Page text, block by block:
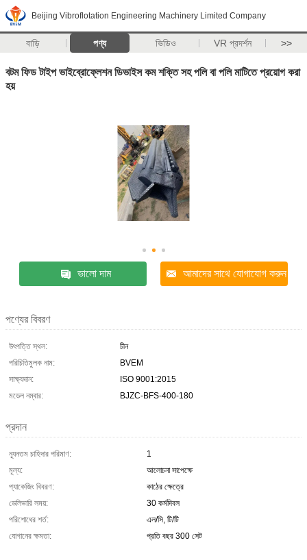
Beijing Vibroflotation Engineering Machinery Limited Company
বাড়ি পণ্য ভিডিও VR প্রদর্শন >>
বটম ফিড টাইপ ভাইব্রোফ্লেশন ডিভাইস কম শক্তি সহ পলি বা পলি মাটিতে প্রয়োগ করা
হয়
ভালো দাম আমাদের সাথে যোগাযোগ করুন
পণ্যের বিবরণ
উৎপত্তি স্থল:
চীন
পরিচিতিমুলক নাম:
BVEM
সাক্ষ্যদান:
ISO 9001:2015
মডেল নম্বার:
BJZC-BFS-400-180
প্রদান
ন্যূনতম চাহিদার পরিমাণ:
1
মূল্য:
আলোচনা সাপেক্ষে
প্যাকেজিং বিবরণ:
কাঠের ক্ষেত্রে
ডেলিভারি সময়:
30 কর্মদিবস
পরিশোধের শর্ত:
এল/সি, টি/টি
যোগানের ক্ষমতা:
প্রতি বছর 300 সেট